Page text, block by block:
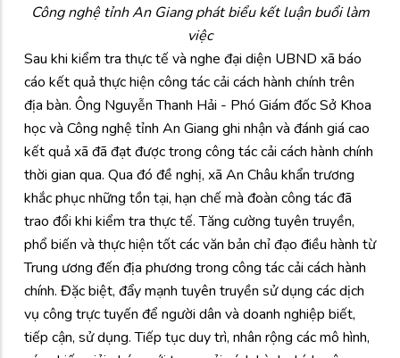
Công nghệ tỉnh An Giang phát biểu kết luận buổi làm
việc
Sau khi kiểm tra thực tế và nghe đại diện UBND xã báo
cáo kết quả thực hiện công tác cải cách hành chính trên
địa bàn. Ông Nguyễn Thanh Hải - Phó Giám đốc Sở Khoa
học và Công nghệ tỉnh An Giang ghi nhận và đánh giá cao
kết quả xã đã đạt được trong công tác cải cách hành chính
thời gian qua. Qua đó đề nghị, xã An Châu khẩn trương
khắc phục những tồn tại, hạn chế mà đoàn công tác đã
trao đổi khi kiểm tra thực tế. Tăng cường tuyên truyền,
phổ biến và thực hiện tốt các văn bản chỉ đạo điều hành từ
Trung ương đến địa phương trong công tác cải cách hành
chính. Đặc biệt, đẩy mạnh tuyên truyền sử dụng các dịch
vụ công trực tuyến để người dân và doanh nghiệp biết,
tiếp cận, sử dụng. Tiếp tục duy trì, nhân rộng các mô hình,